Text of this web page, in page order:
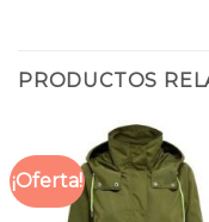
PRODUCTOS
¡Oferta!